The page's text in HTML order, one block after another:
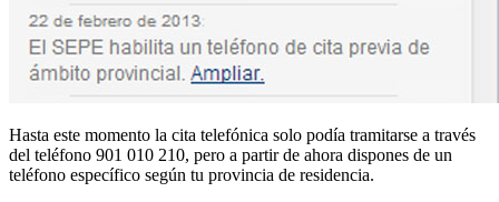
Hasta este momento la cita telefónica solo podía tramitarse a través
del teléfono 901 010 210, pero a partir de ahora dispones de un
teléfono específico según tu provincia de residencia.